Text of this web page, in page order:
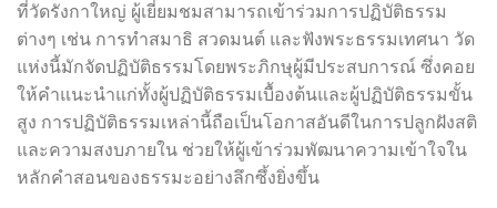
ที่วัดรังกาใหญ่ ผู้เยี่ยมชมสามารถเข้าร่วมการปฏิบัติธรรม
ต่างๆ เช่น การทำสมาธิ สวดมนต์ และฟังพระธรรมเทศนา วัด
แห่งนี้มักจัดปฏิบัติธรรมโดยพระภิกษุผู้มีประสบการณ์ ซึ่งคอย
ให้คำแนะนำแก่ทั้งผู้ปฏิบัติธรรมเบื้องต้นและผู้ปฏิบัติธรรมขั้น
สูง การปฏิบัติธรรมเหล่านี้ถือเป็นโอกาสอันดีในการปลูกฝังสติ
และความสงบภายใน ช่วยให้ผู้เข้าร่วมพัฒนาความเข้าใจใน
หลักคำสอนของธรรมะอย่างลึกซึ้งยิ่งขึ้น